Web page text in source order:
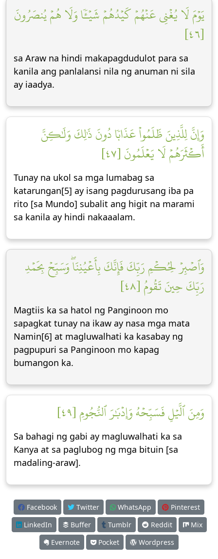
يَوۡمَ لَا يُغۡنِي عَنۡهُمۡ كَيۡدُهُمۡ شَيۡـٔٗا وَلَا هُمۡ يُنصَرُونَ
[٤٦]
sa Araw na hindi makapagdudulot para sa
kanila ang panlalansi nila ng anuman ni sila
ay iaadya.
وَإِنَّ لِلَّذِينَ ظَلَمُواْ عَذَابٗا دُونَ ذَٰلِكَ وَلَٰكِنَّ
أَكۡثَرَهُمۡ لَا يَعۡلَمُونَ [٤٧]
Tunay na ukol sa mga lumabag sa
katarungan[5] ay isang pagdurusang iba pa
rito [sa Mundo] subalit ang higit na marami
sa kanila ay hindi nakaaalam.
وَٱصۡبِرۡ لِحُكۡمِ رَبِّكَ فَإِنَّكَ بِأَعۡيُنِنَاۖ وَسَبِّحۡ بِحَمۡدِ
رَبِّكَ حِينَ تَقُومُ [٤٨]
Magtiis ka sa hatol ng Panginoon mo
sapagkat tunay na ikaw ay nasa mga mata
Namin[6] at magluwalhati ka kasabay ng
pagpupuri sa Panginoon mo kapag
bumangon ka.
وَمِنَ ٱلَّيۡلِ فَسَبِّحۡهُ وَإِدۡبَٰرَ ٱلنُّجُومِ [٤٩]
Sa bahagi ng gabi ay magluwalhati ka sa
Kanya at sa paglubog ng mga bituin [sa
madaling-araw].
Facebook Twitter WhatsApp
Pinterest
LinkedIn
Buffer Tumblr Reddit
Mix
Evernote
Pocket Wordpress